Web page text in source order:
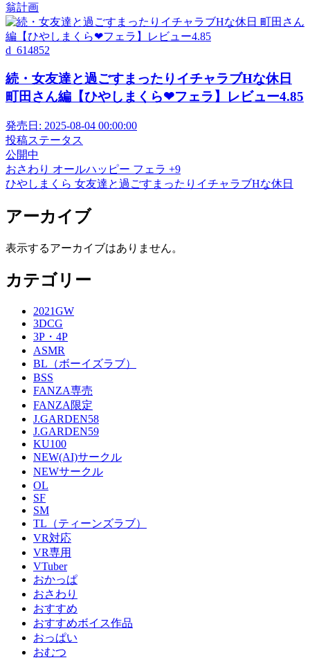
翁計画
d_614852
続・女友達と過ごすまったりイチャラブHな休日
町田さん編【ひやしまくら❤フェラ】レビュー4.85
発売日: 2025-08-04 00:00:00
投稿ステータス
公開中
おさわり オールハッピー フェラ +9
ひやしまくら 女友達と過ごすまったりイチャラブHな休日
アーカイブ
表示するアーカイブはありません。
カテゴリー
2021GW
3DCG
3P・4P
ASMR
BL（ボーイズラブ）
BSS
FANZA専売
FANZA限定
J.GARDEN58
J.GARDEN59
KU100
NEW(AI)サークル
NEWサークル
OL
SF
SM
TL（ティーンズラブ）
VR対応
VR専用
VTuber
おかっぱ
おさわり
おすすめ
おすすめボイス作品
おっぱい
おむつ